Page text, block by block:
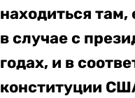
находиться
в случае с
годах, и в
конституции